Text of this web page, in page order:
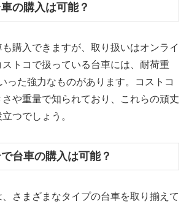
の購入は可能？
購入できますが、取り扱いはオンライ
トコで扱っている台車には、耐荷重
った強力なものがあります。コストコ
や重量で知られており、これらの頑丈
つでしょう。
台車の購入は可能？
、さまざまなタイプの台車を取り揃えて